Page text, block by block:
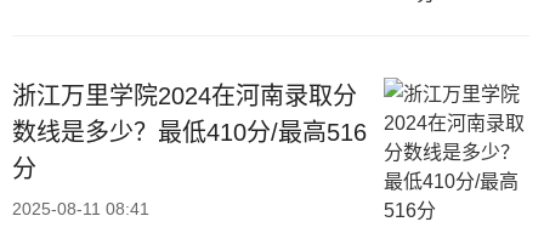
浙江万里学院2024在河南录取分
数线是多少？最低410分/最高516
分
2025-08-11 08:41